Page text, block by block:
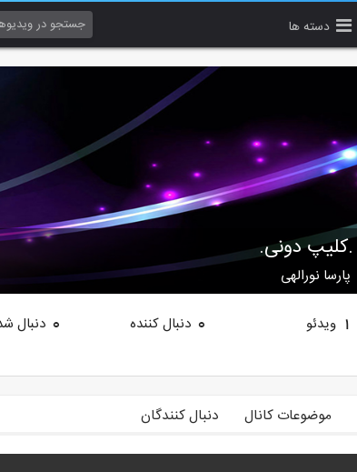
دسته ها
.کلیپ دونی.
پارسا نورالهی
1 ویدئو 0 دنبال کننده 0 دنبال
موضوعات کانال دنبال کنندگان